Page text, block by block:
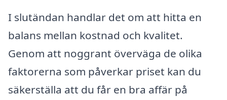
I slutändan handlar det om att hitta en
balans mellan kostnad och kvalitet.
Genom att noggrant överväga de olika
faktorerna som påverkar priset kan du
säkerställa att du får en bra affär på